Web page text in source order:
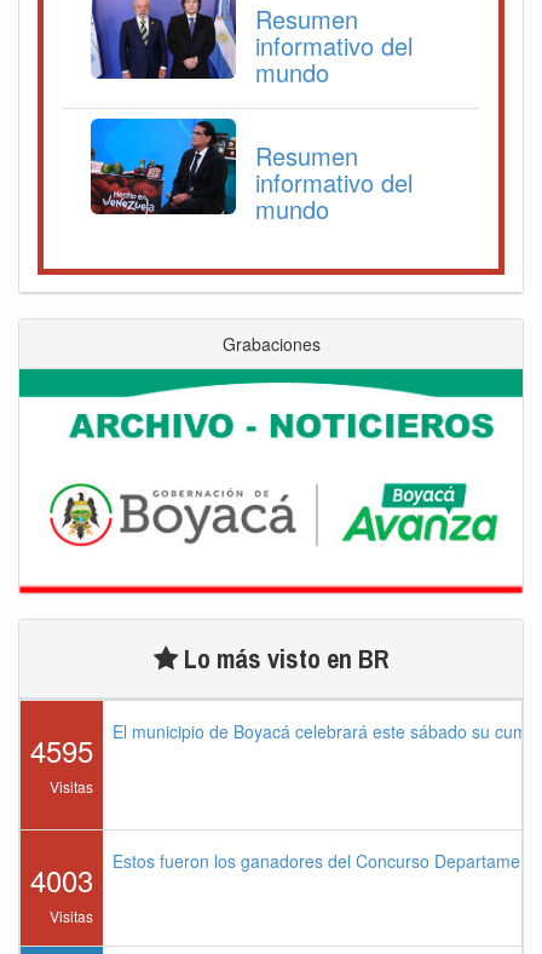
Resumen
informativo del
mundo
Resumen
informativo del
mundo
Grabaciones
Lo más visto en BR
4595
Visitas
El municipio de Boyacá celebrará este sábado su
4003
Visitas
Estos fueron los ganadores del Concurso